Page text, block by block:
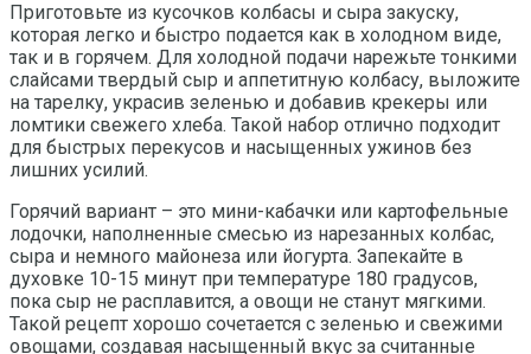
Приготовьте из кусочков колбасы и сыра закуску,
которая легко и быстро подается как в холодном виде,
так и в горячем. Для холодной подачи нарежьте тонкими
слайсами твердый сыр и аппетитную колбасу, выложите
на тарелку, украсив зеленью и добавив крекеры или
ломтики свежего хлеба. Такой набор отлично подходит
для быстрых перекусов и насыщенных ужинов без
лишних усилий.
Горячий вариант – это мини-кабачки или картофельные
лодочки, наполненные смесью из нарезанных колбас,
сыра и немного майонеза или йогурта. Запекайте в
духовке 10-15 минут при температуре 180 градусов,
пока сыр не расплавится, а овощи не станут мягкими.
Такой рецепт хорошо сочетается с зеленью и свежими
овощами, создавая насыщенный вкус за считанные